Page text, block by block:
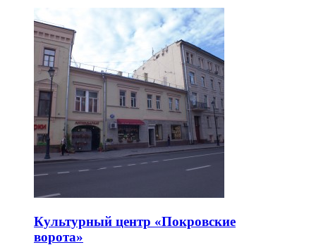
Культурный центр «Покровские
ворота»